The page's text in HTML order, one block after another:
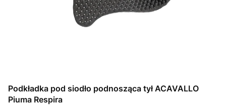
Podkładka pod siodło podnosząca tył ACAVALLO
Piuma Respira